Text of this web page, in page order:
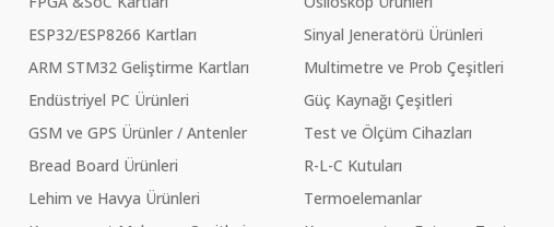
ESP32/ESP8266 Kartları
ARM STM32 Geliştirme Kartları
Endüstriyel PC Ürünleri
GSM ve GPS Ürünler / Antenler
Bread Board Ürünleri
Lehim ve Havya Ürünleri
Sinyal Jeneratörü Ürünleri
Multimetre ve Prob Çeşitleri
Güç Kaynağı Çeşitleri
Test ve Ölçüm Cihazları
R-L-C Kutuları
Termoelemanlar